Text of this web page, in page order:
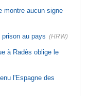
montre aucun signe
au pays (HRW)
à Radès oblige le
l'Espagne des